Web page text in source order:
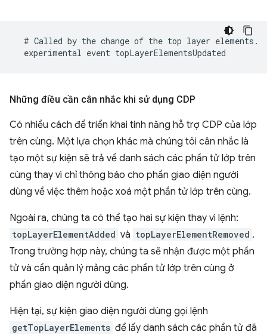
Những điều cần cân nhắc khi sử dụng CDP
Có nhiều cách để triển khai tính năng hỗ trợ CDP của lớp
trên cùng. Một lựa chọn khác mà chúng tôi cân nhắc là
tạo một sự kiện sẽ trả về danh sách các phần tử lớp trên
cùng thay vì chỉ thông báo cho phần giao diện người
dùng về việc thêm hoặc xoá một phần tử lớp trên cùng.
Ngoài ra, chúng ta có thể tạo hai sự kiện thay vì lệnh:
topLayerElementAdded và topLayerElementRemoved .
Trong trường hợp này, chúng ta sẽ nhận được một phần
tử và cần quản lý mảng các phần tử lớp trên cùng ở
phần giao diện người dùng.
Hiện tại, sự kiện giao diện người dùng gọi lệnh
getTopLayerElements để lấy danh sách các phần tử đã